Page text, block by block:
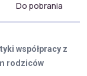
Do pobrania
współpracy z
rodziców